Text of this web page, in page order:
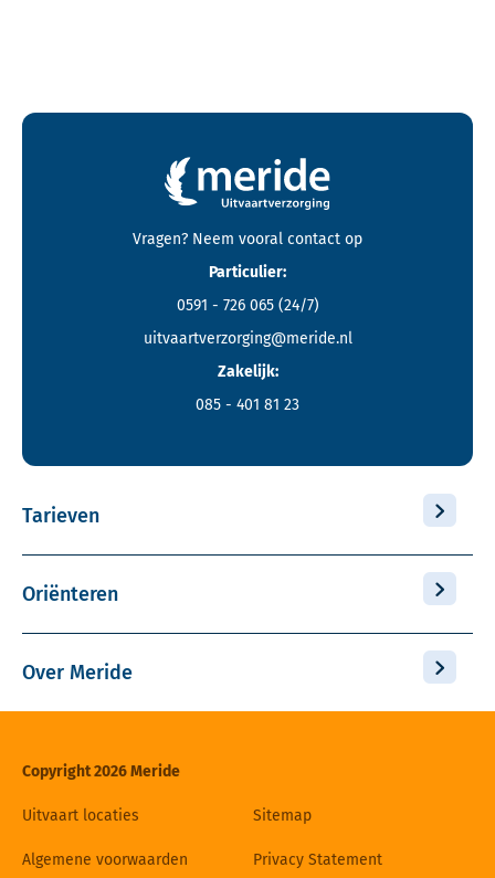
Contactgegevens en footer menu van Meride
Vragen? Neem vooral contact op
Particulier:
0591 - 726 065 (24/7)
uitvaartverzorging@meride.nl
Zakelijk:
085 - 401 81 23
Tarieven
Oriënteren
Over Meride
Copyright 2026 Meride
Uitvaart locaties Sitemap
Algemene voorwaarden Privacy Statement